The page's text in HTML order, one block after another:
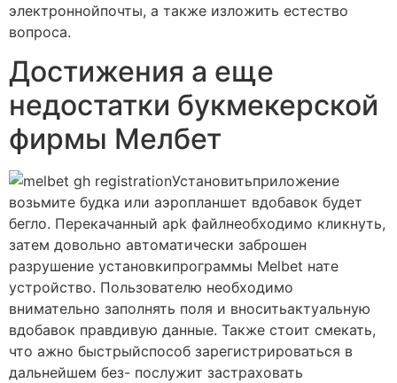
электроннойпочты, а также изложить естество
вопроса.
Достижения а еще
недостатки букмекерской
фирмы Мелбет
Установитьприложение
возьмите будка или аэропланшет вдобавок будет
бегло. Перекачанный apk файлнеобходимо кликнуть,
затем довольно автоматически заброшен
разрушение установкипрограммы Melbet нате
устройство. Пользователю необходимо
внимательно заполнять поля и вноситьактуальную
вдобавок правдивую данные. Также стоит смекать,
что ажно быстрыйспособ зарегистрироваться в
дальнейшем без- послужит застраховать